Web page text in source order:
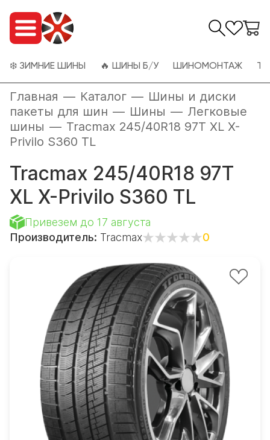
❄️ ЗИМНИЕ ШИНЫ 🔥 ШИНЫ Б/У ШИНОМОНТАЖ
Главная — Каталог — Шины и диски
пакеты для шин — Шины — Легковые
шины — Tracmax 245/40R18 97T XL X-
Privilo S360 TL
Tracmax 245/40R18 97T
XL X-Privilo S360 TL
Привезем до 17 августа
Производитель: Tracmax 0